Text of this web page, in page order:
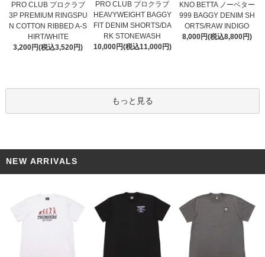
PRO CLUB プロクラブ
3P PREMIUM RINGSPU
N COTTON RIBBED A-S
HIRT/WHITE
3,200円(税込3,520円)
PRO CLUB プロクラブ
HEAVYWEIGHT BAGGY
FIT DENIM SHORTS/DA
RK STONEWASH
10,000円(税込11,000円)
KNO BETTA ノーベター
999 BAGGY DENIM SH
ORTS/RAW INDIGO
8,000円(税込8,800円)
もっと見る
NEW ARRIVALS